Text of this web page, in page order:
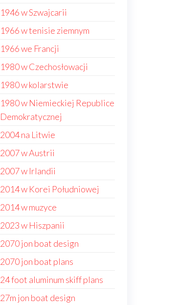
1946 w Szwajcarii
1966 w tenisie ziemnym
1966 we Francji
1980 w Czechosłowacji
1980 w kolarstwie
1980 w Niemieckiej Republice
Demokratycznej
2004 na Litwie
2007 w Austrii
2007 w Irlandii
2014 w Korei Południowej
2014 w muzyce
2023 w Hiszpanii
2070 jon boat design
2070 jon boat plans
24 foot aluminum skiff plans
27m jon boat design